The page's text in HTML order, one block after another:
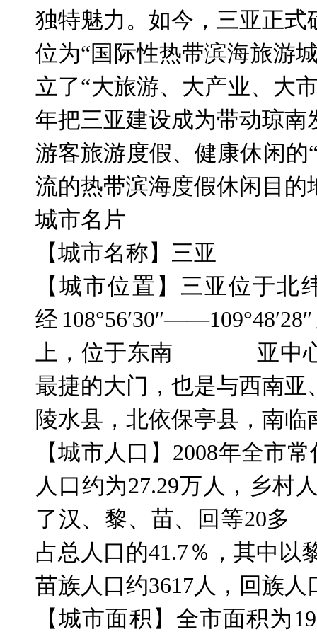
独特魅力。如今，三亚正
位为“国际性热带滨海旅游
立了“大旅游、大产业、大
年把三亚建设成为带动琼
游客旅游度假、健康休闲的
流的热带滨海度假休闲目的
城市名片
【城市名称】三亚
【城市位置】三亚位于北
经 108°56′30″——109°48′28
上，位于东南
亚中
最捷的大门，也是与西南
陵水县，北依保亭县，南临
【城市人口】 2008年全市常
人口约为27.29万人，乡村
了汉、黎、苗、回等20多
占总人口的41.7 ％，其中以
苗族人口约3617人，回族人
【城市面积】全市面积为